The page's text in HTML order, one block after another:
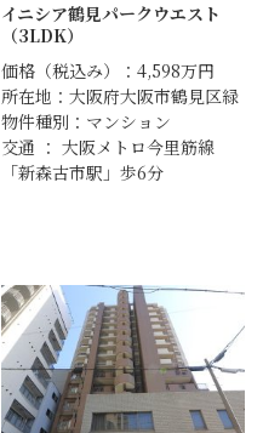
イニシア鶴見パークウエスト
（3LDK）
価格（税込み）：4,598万円
所在地：大阪府大阪市鶴見区緑
物件種別：マンション
交通 ： 大阪メトロ今里筋線
「新森古市駅」歩6分